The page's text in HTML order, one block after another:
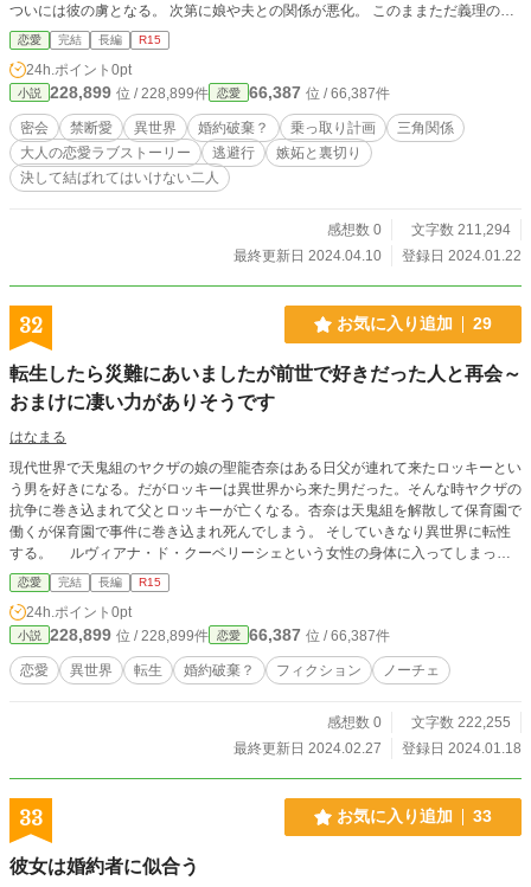
ついには彼の虜となる。 次第に娘や夫との関係が悪化。 このままただ義理の親
子の関係であるべきかそれとも…… それぞれの思惑が交わりついに大事件が勃
発。 セピユロスとディーテの禁断の愛の物語。
恋愛 完結 長編 R15
24h.ポイント 0pt
小説 228,899 位 / 228,899件 恋愛 66,387 位 / 66,387件
密会 禁断愛 異世界 婚約破棄？ 乗っ取り計画
三角関係
大人の恋愛ラブストーリー
逃避行
嫉妬と裏切り
決して結ばれてはいけない二人
感想数 0
文字数 211,294
最終更新日 2024.04.10
登録日 2024.01.22
32 お気に入り追加 29
転生したら災難にあいましたが前世で好きだった人と再会～
おまけに凄い力がありそうです
はなまる
現代世界で天鬼組のヤクザの娘の聖龍杏奈はある日父が連れて来たロッキーとい
う男を好きになる。だがロッキーは異世界から来た男だった。そんな時ヤクザの
抗争に巻き込まれて父とロッキーが亡くなる。杏奈は天鬼組を解散して保育園で
働くが保育園で事件に巻き込まれ死んでしまう。 そしていきなり異世界に転性
する。 ルヴィアナ・ド・クーベリーシェという女性の身体に入ってしまった
杏奈はもうこの世界で生きていくしかないと心を決める。だがルヴィアナは嫉妬
深く酷い女性で婚約者から嫌われていた。何とか関係を修復させたいと努力する
が婚約者に好きな人が出来てあえなく婚約解消。そしてラノベで読んだ修道院に
行くことに。けれどいつの間にか違う人が婚約者になって結婚話が進んで行く。
でもその人はロッキーにどことなく似ていて気になっていた人で…
恋愛 完結 長編 R15
24h.ポイント 0pt
小説 228,899 位 / 228,899件 恋愛 66,387 位 / 66,387件
恋愛 異世界 転生 婚約破棄？ フィクション ノーチェ
感想数 0
文字数 222,255
最終更新日 2024.02.27
登録日 2024.01.18
33 お気に入り追加 33
彼女は婚約者に似合う